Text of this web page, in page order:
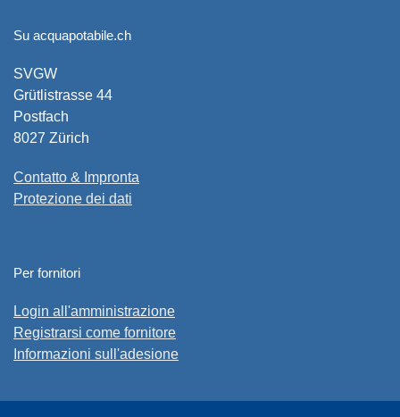
Su acquapotabile.ch
SVGW
Grütlistrasse 44
Postfach
8027 Zürich
Contatto & Impronta
Protezione dei dati
Per fornitori
Login all'amministrazione
Registrarsi come fornitore
Informazioni sull'adesione